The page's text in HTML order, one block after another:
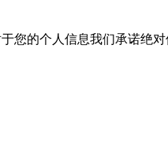
您的个人信息我们承诺绝对